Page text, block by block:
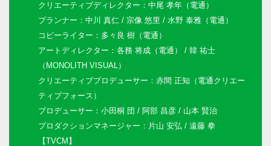
クリエーティブディレクター：中尾 孝年（電通）
プランナー：中川 真仁 / 宗像 悠里 / 水野 泰雅（電通）
コピーライター：多々良 樹（電通）
アートディレクター：各務 将成（電通） / 韓 祐士
（ MONOLITH VISUAL）
クリエーティブプロデューサー：赤間 正知（電通クリエー
ティブフォース）
プロデューサー：小田桐 団 / 阿部 昌彦 / 山本 賢治
プロダクションマネージャー：片山 安弘 / 遠藤 拳
【TVCM】